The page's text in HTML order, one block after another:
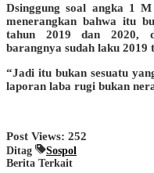
Dsinggung soal angka 1
menerangkan bahwa itu
tahun 2019 dan 2020,
barangnya sudah laku
“Jadi itu bukan sesuatu
laporan laba rugi bukan
Post Views: 252
Ditag
Sospol
Berita Terkait